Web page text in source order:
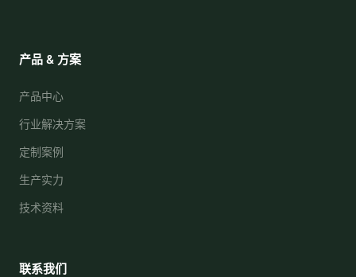
产品 & 方案
产品中心
行业解决方案
定制案例
生产实力
技术资料
联系我们